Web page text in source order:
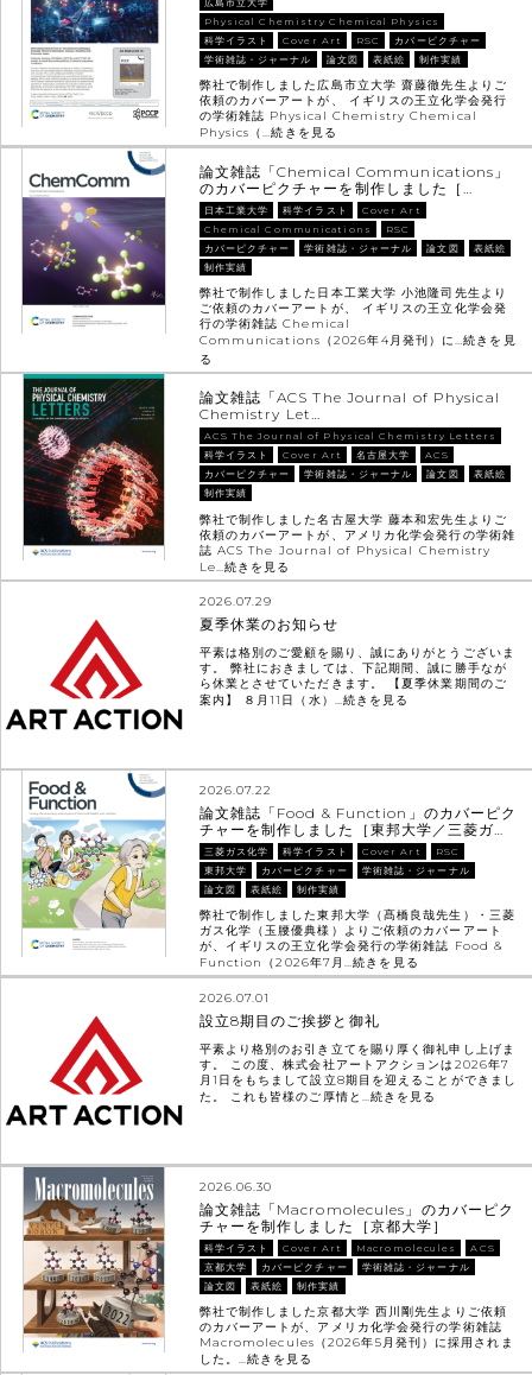
Physical Chemistry Chemical Physics
科学イラスト
Cover Art RSC
カバーピクチャー
学術雑誌・ジャーナル
論文図 表紙絵 制作実績
弊社で制作しました広島市立大学 齋藤徹先生よりご
依頼のカバーアートが、 イギリスの王立化学会発行
の学術雑誌 Physical Chemistry Chemical
Physics（…続きを見る
論文雑誌「Chemical Communications」
のカバーピクチャーを制作しました［…
日本工業大学 科学イラスト
Cover Art
Chemical Communications
RSC
カバーピクチャー
学術雑誌・ジャーナル 論文図
表紙絵
制作実績
弊社で制作しました日本工業大学 小池隆司先生より
ご依頼のカバーアートが、 イギリスの王立化学会発
行の学術雑誌 Chemical
Communications（2026年4月発刊）に…続きを見
る
論文雑誌「ACS The Journal of Physical
Chemistry Let…
ACS The Journal of Physical Chemistry Letters
科学イラスト
Cover Art 名古屋大学
ACS
カバーピクチャー
学術雑誌・ジャーナル 論文図
表紙絵
制作実績
弊社で制作しました名古屋大学 藤本和宏先生よりご
依頼のカバーアートが、アメリカ化学会発行の学術雑
誌 ACS The Journal of Physical Chemistry
Le… 続きを見る
2026.07.29
夏季休業のお知らせ
平素は格別のご愛顧を賜り、誠にありがとうございま
す。 弊社におきましては、下記期間、誠に勝手なが
ら休業とさせていただきます。 【夏季休業期間のご
案内】 ８月11日（水）…続きを見る
2026.07.22
論文雑誌「Food & Function」のカバーピク
チャーを制作しました［東邦大学／三菱ガ…
三菱ガス化学 科学イラスト Cover Art
RSC
東邦大学
カバーピクチャー
学術雑誌・ジャーナル
論文図
表紙絵 制作実績
弊社で制作しました東邦大学（髙橋良哉先生）・三菱
ガス化学（玉腰優典様）よりご依頼のカバーアート
が、イギリスの王立化学会発行の学術雑誌 Food &
Function（2026年7月…続きを見る
2026.07.01
設立8期目のご挨拶と御礼
平素より格別のお引き立てを賜り厚く御礼申し上げま
す。 この度、株式会社アートアクションは2026年7
月1日をもちまして設立8期目を迎えることができまし
た。 これも皆様のご厚情と…続きを見る
2026.06.30
論文雑誌「Macromolecules」のカバーピク
チャーを制作しました［京都大学］
科学イラスト Cover Art Macromolecules
ACS
京都大学
カバーピクチャー
学術雑誌・ジャーナル
論文図
表紙絵 制作実績
弊社で制作しました京都大学 西川剛先生よりご依頼
のカバーアートが、アメリカ化学会発行の学術雑誌
Macromolecules（2026年5月発刊）に採用されま
した。…続きを見る